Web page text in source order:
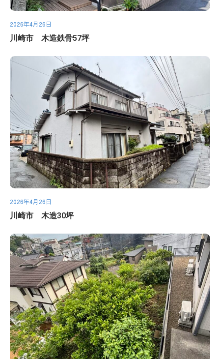
川崎市 木造鉄骨57坪
2026年4月26日
川崎市 木造30坪
2026年4月26日